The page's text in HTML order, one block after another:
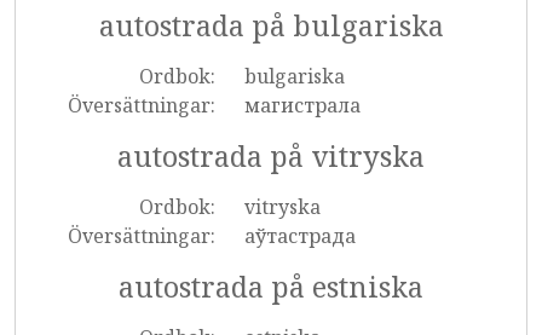
autostrada på bulgariska
Ordbok:
bulgariska
Översättningar:
магистрала
autostrada på vitryska
Ordbok:
vitryska
Översättningar:
аўтастрада
autostrada på estniska